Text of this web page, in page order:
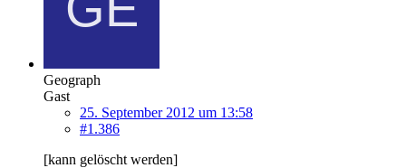
Geograph
Gast
25. September 2012 um 13:58
#1.386
[kann gelöscht werden]